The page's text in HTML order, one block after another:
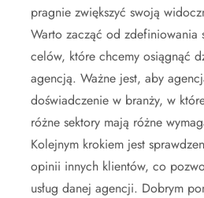
pragnie zwiększyć swoją
Warto zacząć od zdefiniowania
celów, które chcemy osiągnąć
agencją. Ważne jest, aby
doświadczenie w branży, w
różne sektory mają różne
Kolejnym krokiem jest
opinii innych klientów, co
usług danej agencji. Dobrym